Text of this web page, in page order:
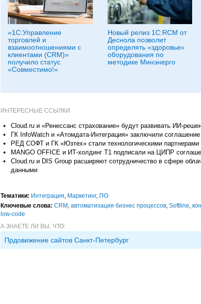
«1С:Управление
торговлей и
взаимоотношениями с
клиентами (CRM)»
получило статус
«Совместимо!»
Новый релиз 1С:RCM от
Деснола позволит
определять «здоровье»
оборудования по
методике Минэнерго
ИНТЕРЕСНЫЕ ССЫЛКИ
Cloud.ru и «Ренессанс страхование» будут развивать ИИ-
ГК InfoWatch и «Атомдата-Интеграция» заключили
РЕД СОФТ и ГК «Юзтех» стали технологическими
MANGO OFFICE и ИТ-холдинг Т1 подписали на ЦИПР
Cloud.ru и DIS Group расширяют сотрудничество в сфере
данными
Тематики: Интеграция, Маркетинг, ПО
Ключевые слова: CRM , автоматизация бизнес процессов, Softline,
low-code
А ЗНАЕТЕ ЛИ ВЫ, ЧТО:
Прдовижение сайтов Санкт-Петербург